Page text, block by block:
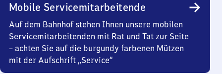
Mobile Servicemitarbeitende
Auf dem Bahnhof stehen Ihnen unsere mobilen
Servicemitarbeitenden mit Rat und Tat zur Seite
– achten Sie auf die burgundy farbenen Mützen
mit der Aufschrift „Service“